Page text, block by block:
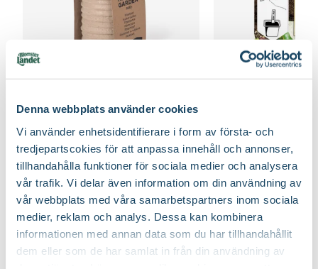
Denna webbplats använder cookies
Vi använder enhetsidentifierare i form av första- och
tredjepartscokies för att anpassa innehåll och annonser,
tillhandahålla funktioner för sociala medier och analysera
vår trafik. Vi delar även information om din användning av
vår webbplats med våra samarbetspartners inom sociala
medier, reklam och analys. Dessa kan kombinera
informationen med annan data som du har tillhandahållit
dem eller som de har samlat in från din användning av
Fiberpots / Fiberkruka
3990
Välj butik
Online
Fåtal i lager
Till Produkten
till Fiberpots / Fiberkruka produktsida
Sticketikett färg
Välj butik
Online
Till
Tips för din grönsaksodling - tomat, gurka och mycket
mer